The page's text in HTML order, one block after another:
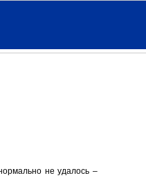
не удалось –